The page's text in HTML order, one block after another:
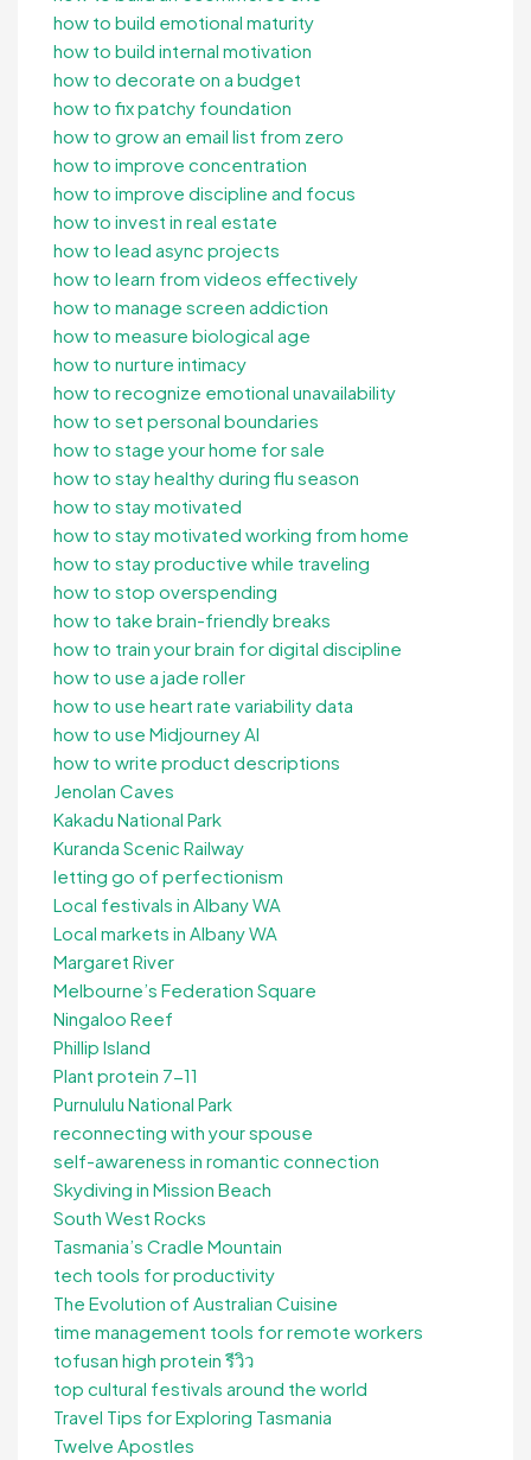
how to build emotional maturity
how to build internal motivation
how to decorate on a budget
how to fix patchy foundation
how to grow an email list from zero
how to improve concentration
how to improve discipline and focus
how to invest in real estate
how to lead async projects
how to learn from videos effectively
how to manage screen addiction
how to measure biological age
how to nurture intimacy
how to recognize emotional unavailability
how to set personal boundaries
how to stage your home for sale
how to stay healthy during flu season
how to stay motivated
how to stay motivated working from home
how to stay productive while traveling
how to stop overspending
how to take brain-friendly breaks
how to train your brain for digital discipline
how to use a jade roller
how to use heart rate variability data
how to use Midjourney AI
how to write product descriptions
Jenolan Caves
Kakadu National Park
Kuranda Scenic Railway
letting go of perfectionism
Local festivals in Albany WA
Local markets in Albany WA
Margaret River
Melbourne’s Federation Square
Ningaloo Reef
Phillip Island
Plant protein 7-11
Purnululu National Park
reconnecting with your spouse
self-awareness in romantic connection
Skydiving in Mission Beach
South West Rocks
Tasmania’s Cradle Mountain
tech tools for productivity
The Evolution of Australian Cuisine
time management tools for remote workers
tofusan high protein รีวิว
top cultural festivals around the world
Travel Tips for Exploring Tasmania
Twelve Apostles